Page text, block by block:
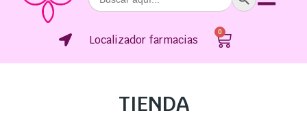
Localizador farmacias
0
TIENDA